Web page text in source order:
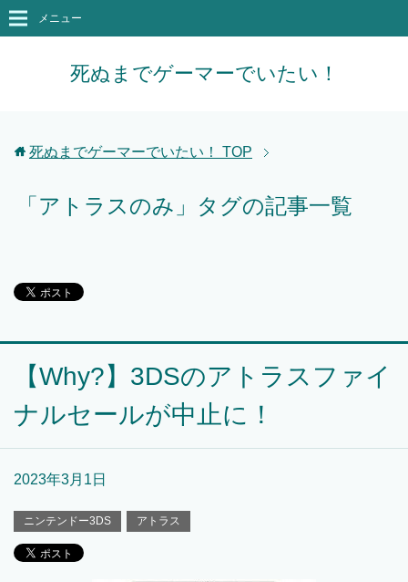
死ぬまでゲーマーでいたい！
メニュー
死ぬまでゲーマーでいたい！ TOP
「アトラスのみ」タグの記事一覧
【Why?】3DSのアトラスファイ
ナルセールが中止に！
2023年3月1日
ニンテンドー3DS アトラス